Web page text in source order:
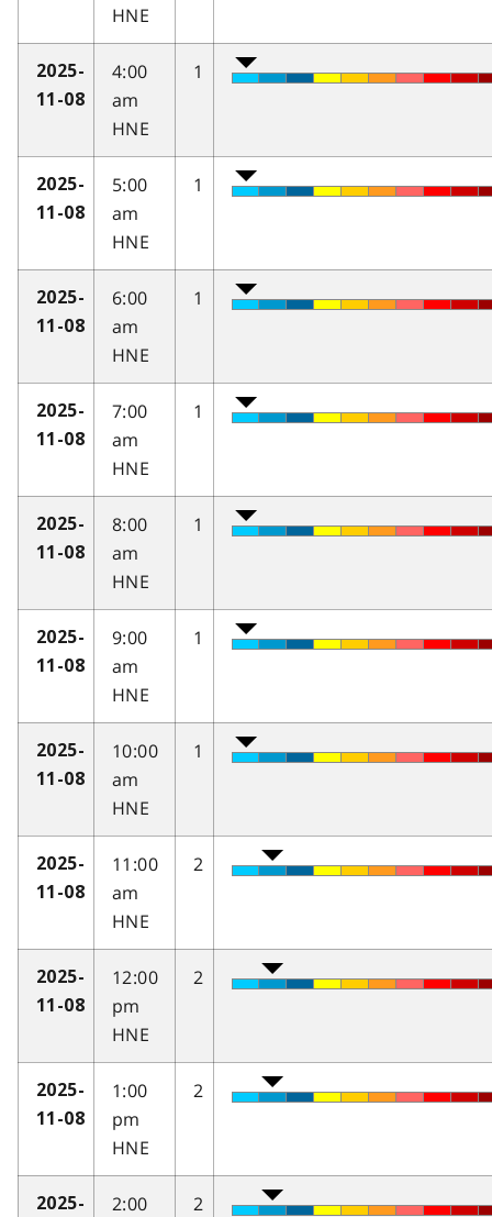
HNE
2025-
11-08
4:00
am
HNE
1
2025-
11-08
5:00
am
HNE
1
2025-
11-08
6:00
am
HNE
1
2025-
11-08
7:00
am
HNE
1
2025-
11-08
8:00
am
HNE
1
2025-
11-08
9:00
am
HNE
1
2025-
11-08
10:00
am
HNE
1
2025-
11-08
11:00
am
HNE
2
2025-
11-08
12:00
pm
HNE
2
2025-
11-08
1:00
pm
HNE
2
2025-
2:00
2